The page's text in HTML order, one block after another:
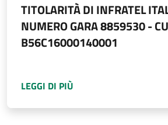
TITOLARITÀ DI INFRATEL
NUMERO GARA 8859530 -
B56C16000140001
LEGGI DI PIÙ